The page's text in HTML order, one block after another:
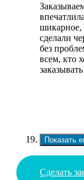
шикарное,
сделали
без
всем, кто
Показать
Сделать